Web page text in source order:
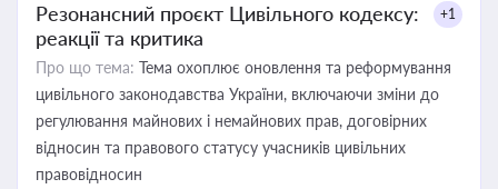
Резонансний проєкт Цивільного кодексу:
реакції та критика
+1
Про що тема: Тема охоплює оновлення та реформування
цивільного законодавства України, включаючи зміни до
регулювання майнових і немайнових прав, договірних
відносин та правового статусу учасників цивільних
правовідносин